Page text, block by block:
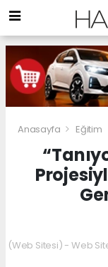
Anasayfa Eğitim
(Web Sitesi) - Web